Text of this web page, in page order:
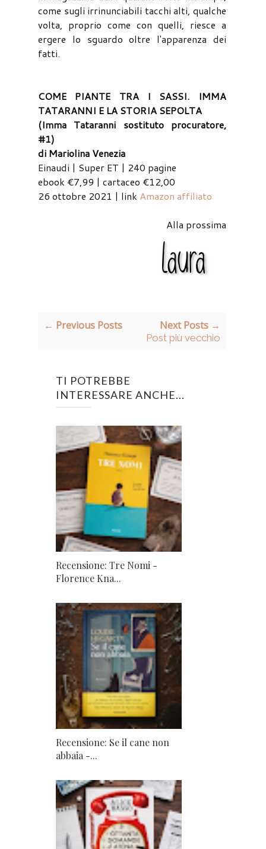
come sugli irrinunciabili tacchi alti, qualche
volta, proprio come con quelli, riesce a
ergere lo sguardo oltre l'apparenza dei
fatti.
COME PIANTE TRA I SASSI. IMMA
TATARANNI E LA STORIA SEPOLTA
(Imma Tataranni sostituto procuratore,
#1)
di Mariolina Venezia
Einaudi | Super ET | 240 pagine
ebook €7,99 | cartaceo €12,00
26 ottobre 2021 | link Amazon affiliato
Alla prossima
← Previous Posts Next Posts →
Post più vecchio
TI POTREBBE
INTERESSARE ANCHE...
Recensione: Tre Nomi -
Florence Kna...
Recensione: Se il cane non
abbaia -...